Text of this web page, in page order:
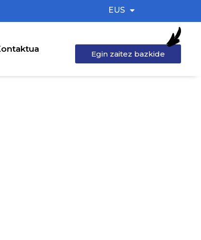
EUS
Egin zaitez bazkide